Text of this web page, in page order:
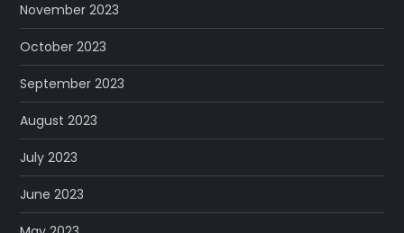
November 2023
October 2023
September 2023
August 2023
July 2023
June 2023